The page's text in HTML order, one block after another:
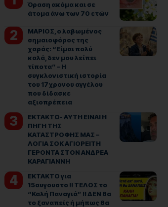
Όραση ακόμα και σε
άτομα άνω των 70 ετών
ΜΑΡΙΟΣ, ο λαβωμένος
σημαιοφόρος της
χαράς: “Είμαι πολύ
καλά, δεν μου λείπει
τίποτα” – Η
συγκλονιστική ιστορία
του 17χρονου αγγέλου
που δίδασκε
αξιοπρέπεια
ΕΚΤΑΚΤΟ- ΑΥΤΗ ΕΙΝΑΙ Η
ΠΗΓΗ ΤΗΣ
ΚΑΤΑΣΤΡΟΦΗΣ ΜΑΣ –
ΛΟΓΙΑ ΣΟΚ ΑΓΙΟΡΕΙΤΗ
ΓΕΡΟΝΤΑ ΣΤΟΝ ΑΝΔΡΕΑ
ΚΑΡΑΓΙΑΝΝΗ
ΕΚΤΑΚΤΟ για
15αυγουστο !! ΤΕΛΟΣ το
“Καλή Παναγιά” !! ΔΕΝ θα
το ξαναπείς ή μήπως θα